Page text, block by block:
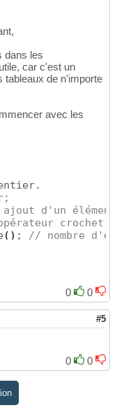
dans les
car c'est un
tableaux de n'importe
avec les
d'un
crochet
( ) ; // nombre
0
0
#5
0
0